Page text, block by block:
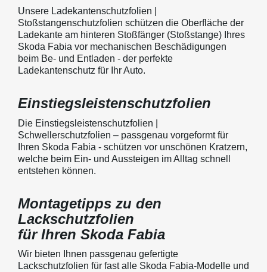
Unsere Ladekantenschutzfolien |
Stoßstangenschutzfolien schützen die Oberfläche der
Ladekante am hinteren Stoßfänger (Stoßstange) Ihres
Skoda Fabia vor mechanischen Beschädigungen
beim Be- und Entladen - der perfekte
Ladekantenschutz für Ihr Auto.
Einstiegsleistenschutzfolien
Die Einstiegsleistenschutzfolien |
Schwellerschutzfolien – passgenau vorgeformt für
Ihren Skoda Fabia - schützen vor unschönen Kratzern,
welche beim Ein- und Aussteigen im Alltag schnell
entstehen können.
Montagetipps zu den
Lackschutzfolien
für Ihren Skoda Fabia
Wir bieten Ihnen passgenau gefertigte
Lackschutzfolien für fast alle Skoda Fabia-Modelle und